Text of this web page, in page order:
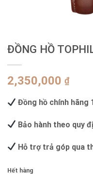
ĐỒNG HỒ
2,350,000 ₫
Đồng hồ chính hãng
Bảo hành theo quy
Hỗ trợ trả góp qua
Hết hàng